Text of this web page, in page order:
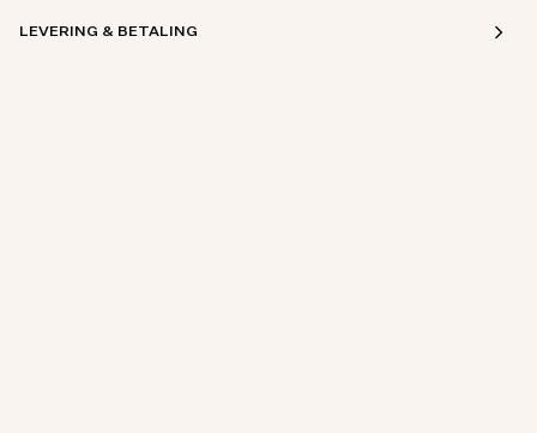
LEVERING & BETALING